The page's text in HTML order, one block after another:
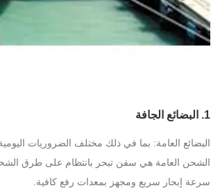
1. البضائع الجافة
البضائع العامة: بما في ذلك مختلف الضروريات
الشحن العامة هي سفن تبحر بانتظام على طرق
سرعة إبحار سريع ومجهز بمعدات رفع كافية.